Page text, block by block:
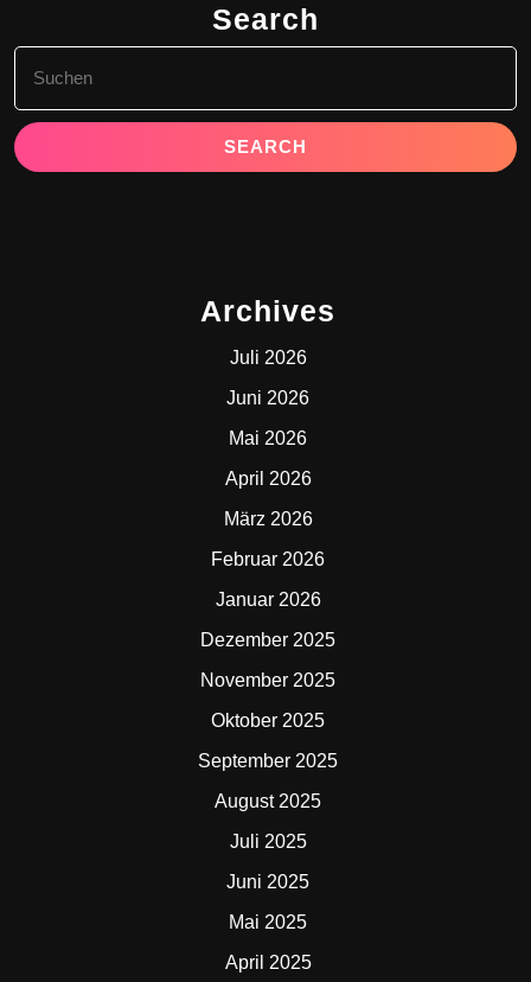
Search
for:
Archives
Juli 2026
Juni 2026
Mai 2026
April 2026
März 2026
Februar 2026
Januar 2026
Dezember 2025
November 2025
Oktober 2025
September 2025
August 2025
Juli 2025
Juni 2025
Mai 2025
April 2025